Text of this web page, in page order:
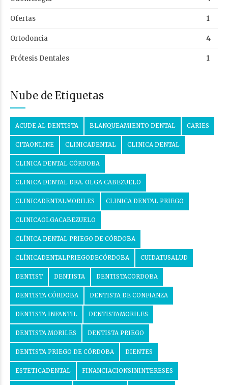
Ofertas 1
Ortodoncia 4
Prótesis Dentales 1
Nube de Etiquetas
ACUDE AL DENTISTA BLANQUEAMIENTO DENTAL CARIES
CITAONLINE CLINICADENTAL CLINICA DENTAL
CLINICA DENTAL CÓRDOBA
CLINICA DENTAL DRA. OLGA CABEZUELO
CLINICADENTALMORILES CLINICA DENTAL PRIEGO
CLINICAOLGACABEZUELO
CLÍNICA DENTAL PRIEGO DE CÓRDOBA
CLÍNICADENTALPRIEGODECÓRDOBA CUIDATUSALUD
DENTIST DENTISTA DENTISTACORDOBA
DENTISTA CÓRDOBA DENTISTA DE CONFIANZA
DENTISTA INFANTIL DENTISTAMORILES
DENTISTA MORILES DENTISTA PRIEGO
DENTISTA PRIEGO DE CÓRDOBA DIENTES
ESTETICADENTAL FINANCIACIONSININTERESES